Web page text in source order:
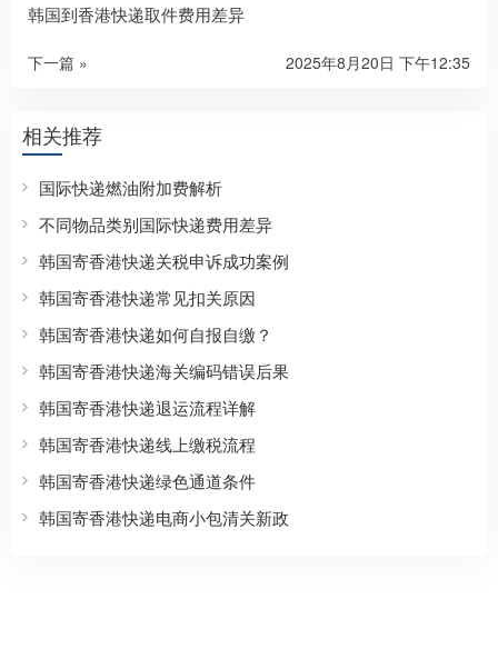
韩国到香港快递取件费用差异
下一篇 » 2025年8月20日 下午12:35
相关推荐
国际快递燃油附加费解析
不同物品类别国际快递费用差异
韩国寄香港快递关税申诉成功案例
韩国寄香港快递常见扣关原因
韩国寄香港快递如何自报自缴？
韩国寄香港快递海关编码错误后果
韩国寄香港快递退运流程详解
韩国寄香港快递线上缴税流程
韩国寄香港快递绿色通道条件
韩国寄香港快递电商小包清关新政